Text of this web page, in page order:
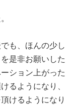
も、ほんの少し
是非お願いした
ション上がった
るようになり、
けるようになり